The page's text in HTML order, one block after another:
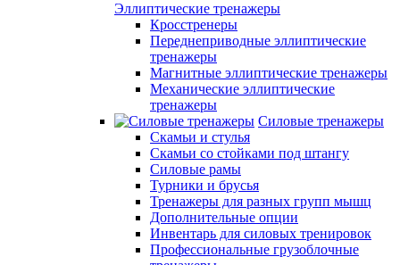
Эллиптические тренажеры
Кросстренеры
Переднеприводные эллиптические
тренажеры
Магнитные эллиптические тренажеры
Механические эллиптические
тренажеры
Силовые тренажеры
Скамьи и стулья
Скамьи со стойками под штангу
Силовые рамы
Турники и брусья
Тренажеры для разных групп мышц
Дополнительные опции
Инвентарь для силовых тренировок
Профессиональные грузоблочные